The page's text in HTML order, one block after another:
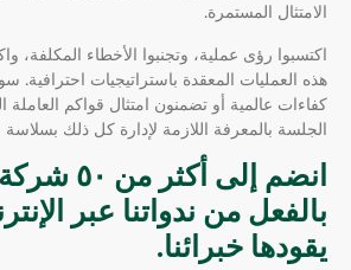
الامتثال المستمرة.
اكتسبوا رؤى عملية، وتجنبوا الأخطاء المكلفة،
هذه العمليات المعقدة باستراتيجيات احترافية.
كفاءات عالمية أو تضمنون امتثال قواكم العاملة
الجلسة بالمعرفة اللازمة لإدارة كل ذلك بسلاسة
انضم إلى
بالفعل من ندواتنا عبر
يقودها خبرائنا.